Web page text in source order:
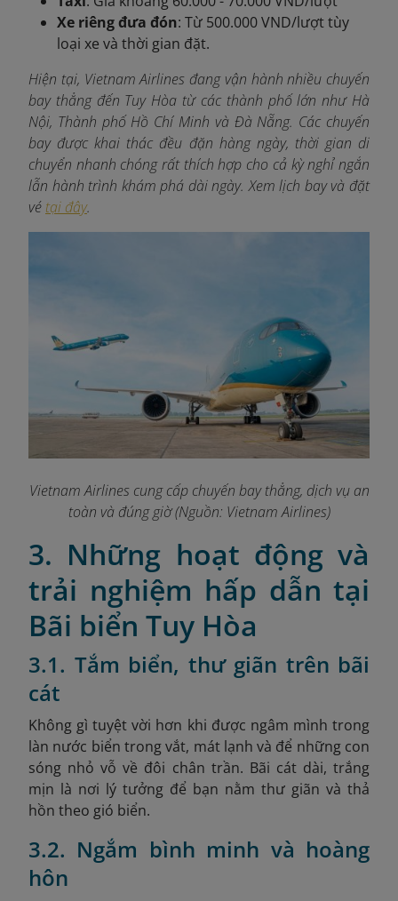
Xe riêng đưa đón: Từ 500.000 VND/lượt tùy
loại xe và thời gian đặt.
Hiện tại, Vietnam Airlines đang vận hành nhiều chuyến
bay thẳng đến Tuy Hòa từ các thành phố lớn như Hà
Nội, Thành phố Hồ Chí Minh và Đà Nẵng. Các chuyến
bay được khai thác đều đặn hàng ngày, thời gian di
chuyển nhanh chóng rất thích hợp cho cả kỳ nghỉ ngắn
lẫn hành trình khám phá dài ngày. Xem lịch bay và đặt
vé tại đây.
Vietnam Airlines cung cấp chuyến bay thẳng, dịch vụ an
toàn và đúng giờ (Nguồn: Vietnam Airlines)
3. Những hoạt động và
trải nghiệm hấp dẫn tại
Bãi biển Tuy Hòa
3.1. Tắm biển, thư giãn trên bãi
cát
Không gì tuyệt vời hơn khi được ngâm mình trong
làn nước biển trong vắt, mát lạnh và để những con
sóng nhỏ vỗ về đôi chân trần. Bãi cát dài, trắng
mịn là nơi lý tưởng để bạn nằm thư giãn và thả
hồn theo gió biển.
3.2. Ngắm bình minh và hoàng
hôn